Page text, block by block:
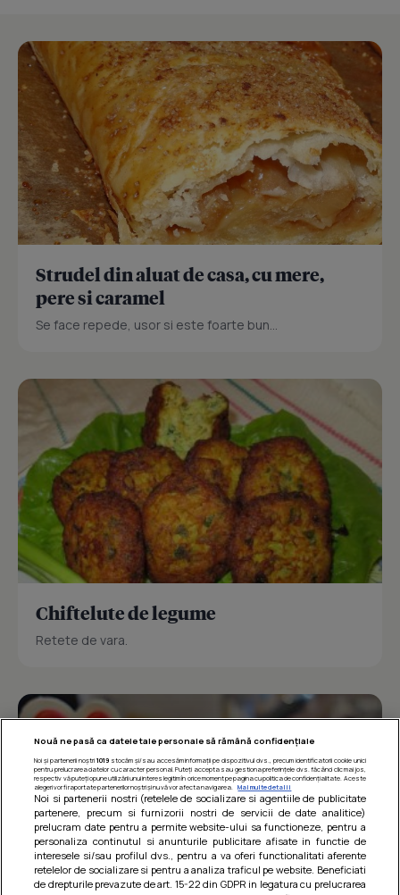
Strudel din aluat de casa, cu mere,
pere si caramel
Se face repede, usor si este foarte bun...
Chiftelute de legume
Retete de vara.
Nouă ne pasă ca datele tale personale să rămână confidențiale
Noi și partenerii noștri 1019stocăm și/sau accesăm informații pe dispozitivul dvs., precum identificatorii cookie unici
pentru prelucrarea datelor cu caracter personal. Puteți accepta sau gestiona preferințele dvs. făcând clic mai jos,
respectiv vă puteți opune utilizării unui interes legitim în orice moment pe pagina cu politica de confidențialitate. Aceste
alegeri vor fi raportate partenerilor noștri și nu vă vor afecta navigarea.
Mai multe detalii
Noi si partenerii nostri (retelele de socializare si agentiile de publicitate
partenere, precum si furnizorii nostri de servicii de date analitice)
prelucram date pentru a permite website-ului sa functioneze, pentru a
personaliza continutul si anunturile publicitare afisate in functie de
interesele si/sau profilul dvs., pentru a va oferi functionalitati aferente
retelelor de socializare si pentru a analiza traficul pe website. Beneficiati
de drepturile prevazute de art. 15-22 din GDPR in legatura cu prelucrarea